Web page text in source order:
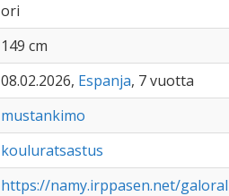
ori
149 cm
08.02.2026, Espanja, 7 vuotta
mustankimo
kouluratsastus
https://namy.irppasen.net/